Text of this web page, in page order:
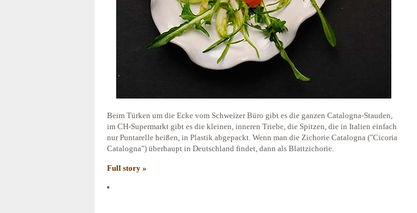
Beim Türken um die Ecke vom Schweizer Büro gibt es die ganzen Catalogna-Stauden,
im CH-Supermarkt gibt es die kleinen, inneren Triebe, die Spitzen, die in Italien einfach
nur Puntarelle heißen, in Plastik abgepackt. Wenn man die Zichorie Catalogna ("Cicoria
Catalogna") überhaupt in Deutschland findet, dann als Blattzichorie.
Full story »